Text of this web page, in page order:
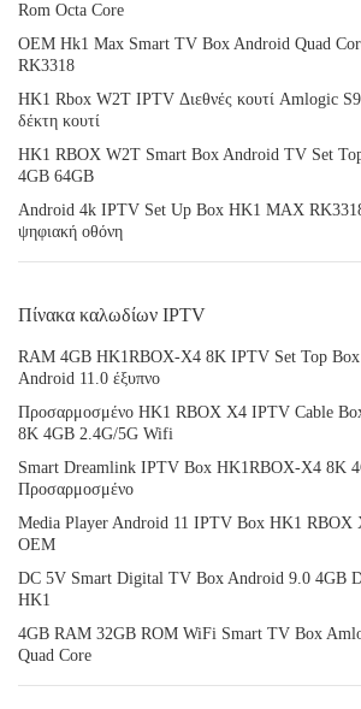
Rom Octa Core
OEM Hk1 Max Smart TV Box Android Quad
RK3318
HK1 Rbox W2T IPTV Διεθνές κουτί Amlogic
δέκτη κουτί
HK1 RBOX W2T Smart Box Android TV Set
4GB 64GB
Android 4k IPTV Set Up Box HK1 MAX
ψηφιακή οθόνη
Πίνακα καλωδίων IPTV
RAM 4GB HK1RBOX-X4 8K IPTV Set Top
Android 11.0 έξυπνο
Προσαρμοσμένο HK1 RBOX X4 IPTV Cable
8K 4GB 2.4G/5G Wifi
Smart Dreamlink IPTV Box HK1RBOX-X4 8K
Προσαρμοσμένο
Media Player Android 11 IPTV Box HK1 RBOX
OEM
DC 5V Smart Digital TV Box Android 9.0 4GB
HK1
4GB RAM 32GB ROM WiFi Smart TV Box
Quad Core